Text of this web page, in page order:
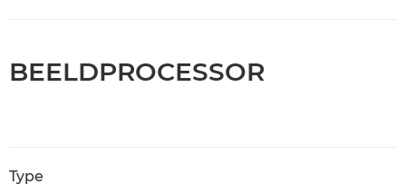
BEELDPROCESSOR
Type